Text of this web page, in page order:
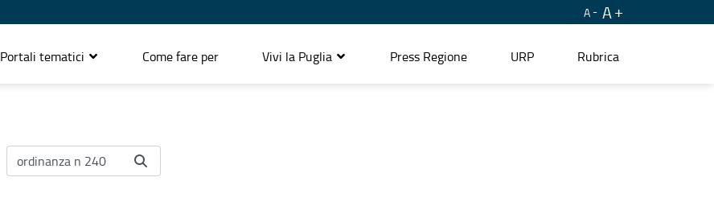
A A
Portali tematici Come fare per Vivi la Puglia Press Regione URP Rubrica